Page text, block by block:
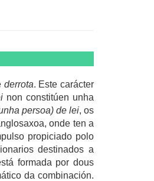
derrota. Este carácter
non constitúen unha
persoa) de lei, os
onde ten a
propiciado polo
destinados a
formada por dous
da combinación.